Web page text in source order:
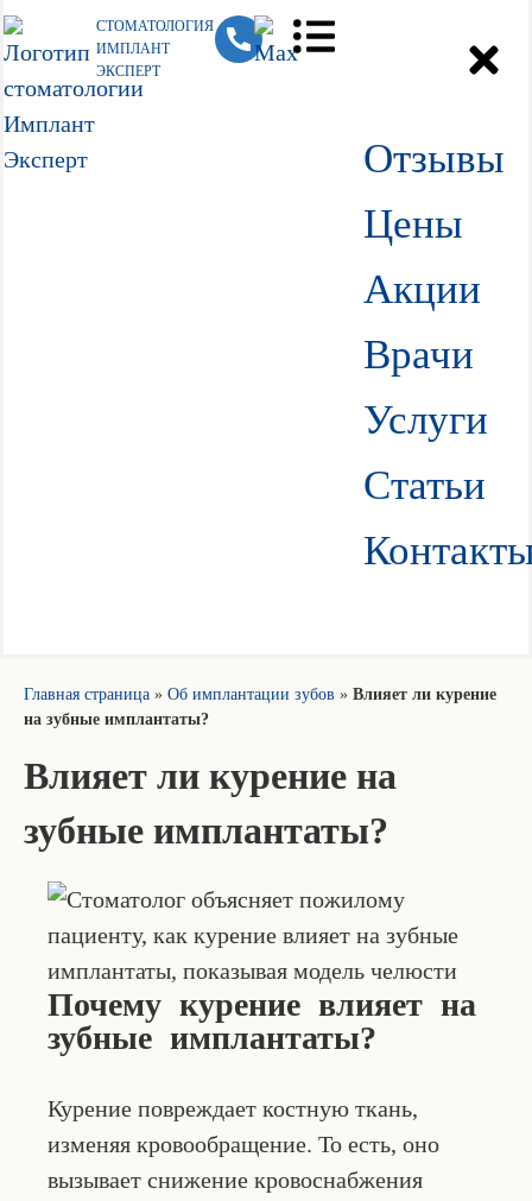
СТОМАТОЛОГИЯ
ИМПЛАНТ
ЭКСПЕРТ
Отзывы
Цены
Акции
Врачи
Услуги
Статьи
Главная страница » Об имплантации зубов » Влияет ли курение
на зубные имплантаты?
Влияет ли курение на
зубные имплантаты?
Почему курение влияет на
зубные имплантаты?
Курение повреждает костную ткань,
изменяя кровообращение. То есть, оно
вызывает снижение кровоснабжения